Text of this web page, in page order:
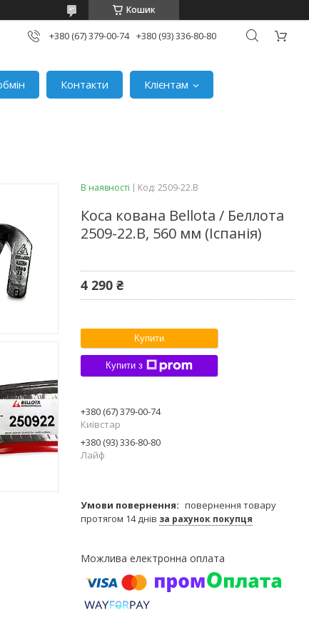
Кошик
+380 (67) 379-00-74 +380 (93) 336-80-80
Контакти
Клієнтам
В наявності Код: 2509-22.B
Коса кована Bellota / Беллота
2509-22.B, 560 мм (Іспанія)
4 290 ₴
Купити
Купити з
+380 (67) 379-00-74
Київстар
+380 (93) 336-80-80
Лайф
повернення товару
протягом 14 днів за рахунок покупця